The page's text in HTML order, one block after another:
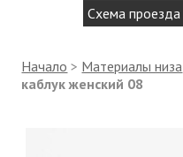
Схема проезда
Начало > Материалы низа
каблук женский 08